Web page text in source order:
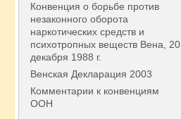
Конвенция о борьбе против
незаконного оборота
наркотических средств и
психотропных веществ Вена, 20
декабря 1988 г.
Венская Декларация 2003
Комментарии к конвенциям
ООН